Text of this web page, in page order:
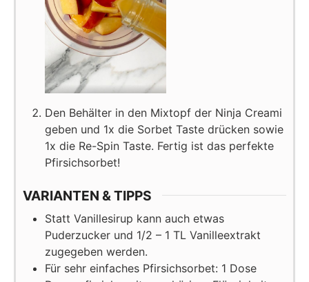
Den Behälter in den Mixtopf der Ninja Creami
geben und 1x die Sorbet Taste drücken sowie
1x die Re-Spin Taste. Fertig ist das perfekte
Pfirsichsorbet!
VARIANTEN & TIPPS
Statt Vanillesirup kann auch etwas
Puderzucker und 1/2 – 1 TL Vanilleextrakt
zugegeben werden.
Für sehr einfaches Pfirsichsorbet: 1 Dose